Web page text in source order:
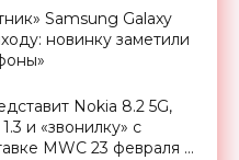
Samsung Galaxy
новинку заметили
Nokia 8.2 5G,
и «звонилку» с
MWC 23 февраля -